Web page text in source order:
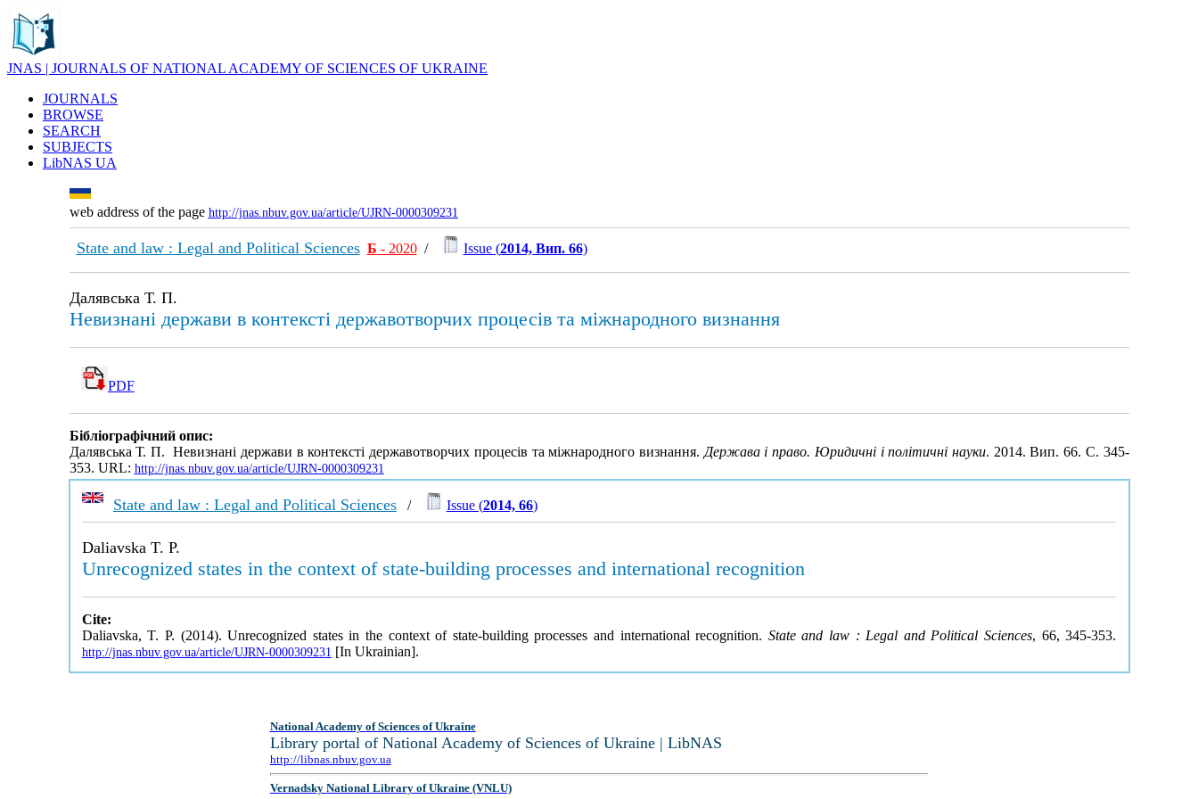
JNAS | JOURNALS OF NATIONAL ACADEMY OF SCIENCES OF UKRAINE
JOURNALS
BROWSE
SEARCH
SUBJECTS
LibNAS UA
web address of the page http://jnas.nbuv.gov.ua/article/UJRN-0000309231
State and law : Legal and Political Sciences Б - 2020/ Issue (2014, Вип. 66)
Далявська Т. П.
Невизнані держави в контексті державотворчих процесів та міжнародного визнання
PDF
Бібліографічний опис:
Далявська Т. П. Невизнані держави в контексті державотворчих процесів та міжнародного визнання.Держава і право. Юридичні і політичні науки. 2014. Вип. 66. С. 345-
353. URL: http://jnas.nbuv.gov.ua/article/UJRN-0000309231
State and law : Legal and Political Sciences/ Issue (2014, 66)
Daliavska T. P.
Unrecognized states in the context of state-building processes and international recognition
Cite:
Daliavska, T. P. (2014). Unrecognized states in the context of state-building processes and international recognition. State and law : Legal and Political Sciences, 66, 345-353.
http://jnas.nbuv.gov.ua/article/UJRN-0000309231 [In Ukrainian].
National Academy of Sciences of Ukraine
Library portal of National Academy of Sciences of Ukraine | LibNAS
http://libnas.nbuv.gov.ua
Vernadsky National Library of Ukraine (VNLU)